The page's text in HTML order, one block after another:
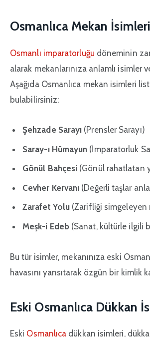
Osmanlıca Mekan İsimleri
Osmanlı imparatorluğu döneminin
alarak mekanlarınıza anlamlı isimler
Aşağıda Osmanlıca mekan isimleri
bulabilirsiniz:
Şehzade Sarayı (Prensler Sarayı)
Saray-ı Hümayun (İmparatorluk
Gönül Bahçesi (Gönül rahatlatan
Cevher Kervanı (Değerli taşlar
Zarafet Yolu (Zarifliği simgeleyen
Meşk-i Edeb(Sanat, kültürle ilgili
Bu tür isimler, mekanınıza eski
havasını yansıtarak özgün bir kimlik
Eski Osmanlıca Dükkan
Eski Osmanlıca dükkan isimleri,